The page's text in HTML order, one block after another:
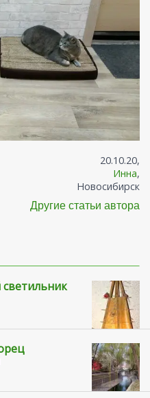
20.10.20,
Инна,
Новосибирск
Другие статьи автора